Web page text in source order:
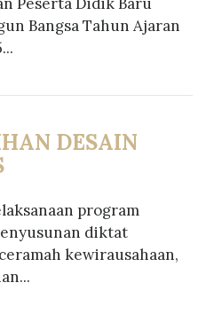
Bangsa Tahun Ajaran
DESAIN
program
diktat
kewirausahaan,